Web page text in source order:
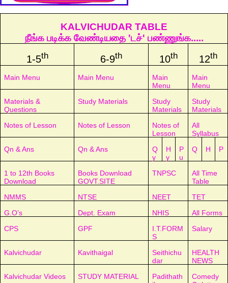
KALVICHUDAR TABLE
நீங்க படிக்க வேண்டியதை 'டச்' பண்ணுங்க.....
1-5th 6-9th 10th 12th
Main Menu Main Menu
Main
Menu
Main
Menu
Materials &
Questions
Study Materials
Study
Materials
Study
Materials
Notes of Lesson
Notes of Lesson
Notes of
Lesson
All
Syllabus
Qn & Ans
Qn & Ans
Q
y
H
y
P
u
Q H P
1 to 12th Books
Download
Books Download
GOVT.SITE
TNPSC
All Time
Table
NMMS
NTSE NEET
TET
G.O’s
Dept. Exam NHIS
All Forms
CPS
GPF
I.T.FORM
S
Salary
Kalvichudar Kavithaigal
Seithichu
dar
HEALTH
NEWS
Kalvichudar Videos
STUDY MATERIAL
Padithath
Comedy